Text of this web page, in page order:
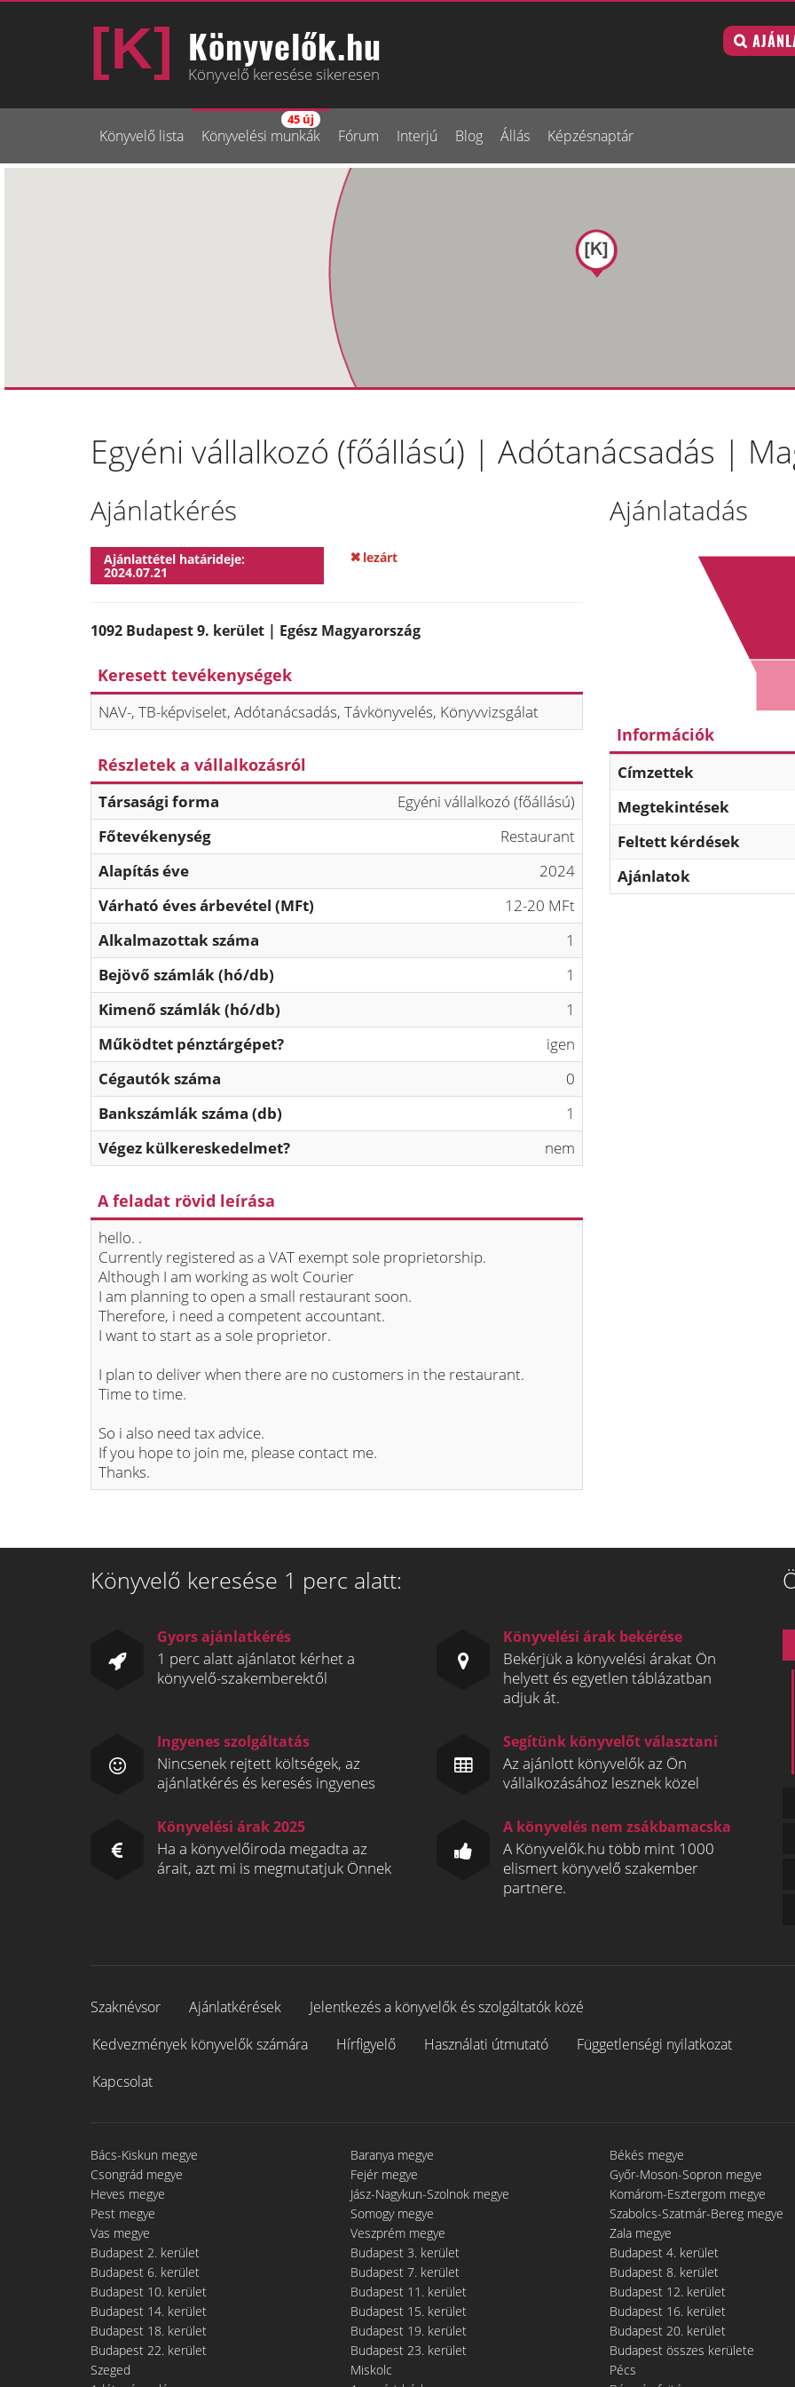
Könyvelők.hu
Könyvelő keresése sikeresen
Könyvelő lista Könyvelési munkák
45 új
Fórum Interjú Blog Állás Képzésnaptár
Egyéni vállalkozó (főállású) | Adótanácsadás |
Ajánlatkérés
Ajánlattétel határideje:
2024.07.21
lezárt
1092 Budapest 9. kerület | Egész Magyarország
Keresett tevékenységek
NAV-, TB-képviselet, Adótanácsadás, Távkönyvelés, Könyvvizsgálat
Részletek a vállalkozásról
Társasági forma
Egyéni vállalkozó (főállású)
Főtevékenység
Restaurant
Alapítás éve
2024
Várható éves árbevétel (MFt)
12-20 MFt
Alkalmazottak száma
1
Bejövő számlák (hó/db)
1
Kimenő számlák (hó/db)
1
Működtet pénztárgépet?
igen
Cégautók száma
0
Bankszámlák száma (db)
1
Végez külkereskedelmet?
nem
A feladat rövid leírása
hello. .
Currently registered as a VAT exempt sole proprietorship.
Although I am working as wolt Courier
I am planning to open a small restaurant soon.
Therefore, i need a competent accountant.
I want to start as a sole proprietor.
I plan to deliver when there are no customers in the restaurant.
Time to time.
So i also need tax advice.
If you hope to join me, please contact me.
Thanks.
Ajánlatadás
Információk
Címzettek
Megtekintések
Feltett kérdések
Ajánlatok
Könyvelő keresése 1 perc alatt:
Gyors ajánlatkérés
1 perc alatt ajánlatot kérhet a
könyvelő-szakemberektől
Könyvelési árak bekérése
Bekérjük a könyvelési árakat Ön
helyett és egyetlen táblázatban
adjuk át.
Ingyenes szolgáltatás
Nincsenek rejtett költségek, az
ajánlatkérés és keresés ingyenes
Segítünk könyvelőt választani
Az ajánlott könyvelők az Ön
vállalkozásához lesznek közel
Könyvelési árak 2025
Ha a könyvelőiroda megadta az
árait, azt mi is megmutatjuk Önnek
A könyvelés nem zsákbamacska
A Könyvelők.hu több mint 1000
elismert könyvelő szakember
partnere.
Szaknévsor Ajánlatkérések
Jelentkezés a könyvelők és szolgáltatók közé
Kedvezmények könyvelők számára
Hírfigyelő Használati útmutató
Függetlenségi nyilatkozat
Kapcsolat
Bács-Kiskun megye Baranya megye Békés megye
Csongrád megye
Fejér megye Győr-Moson-Sopron megye
Heves megye
Jász-Nagykun-Szolnok megye Komárom-Esztergom megye
Pest megye
Somogy megye Szabolcs-Szatmár-Bereg megye
Vas megye
Veszprém megye Zala megye
Budapest 2. kerület
Budapest 3. kerület Budapest 4. kerület
Budapest 6. kerület
Budapest 7. kerület Budapest 8. kerület
Budapest 10. kerület
Budapest 11. kerület Budapest 12. kerület
Budapest 14. kerület
Budapest 15. kerület Budapest 16. kerület
Budapest 18. kerület
Budapest 19. kerület Budapest 20. kerület
Budapest 22. kerület
Budapest 23. kerület Budapest összes kerülete
Szeged
Miskolc Pécs